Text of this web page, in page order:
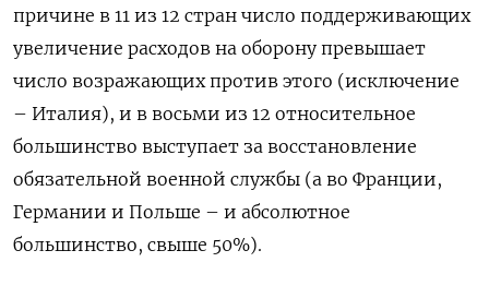
причине в 11 из 12 стран число поддерживающих
увеличение расходов на оборону превышает
число возражающих против этого (исключение
– Италия), и в восьми из 12 относительное
большинство выступает за восстановление
обязательной военной службы (а во Франции,
Германии и Польше – и абсолютное
большинство, свыше 50%).